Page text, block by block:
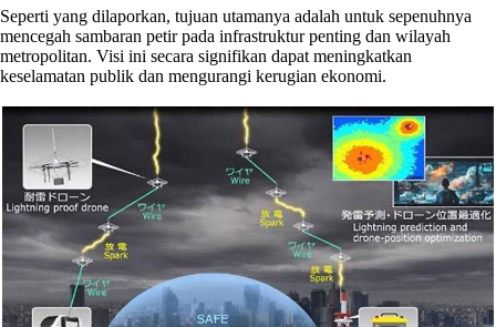
Seperti yang dilaporkan, tujuan utamanya adalah untuk sepenuhnya
mencegah sambaran petir pada infrastruktur penting dan wilayah
metropolitan. Visi ini secara signifikan dapat meningkatkan
keselamatan publik dan mengurangi kerugian ekonomi.